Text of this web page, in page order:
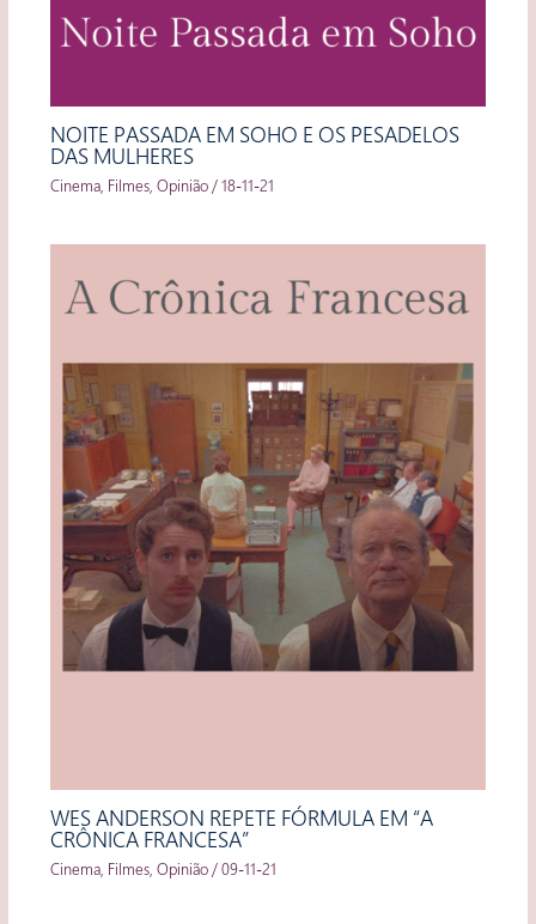
NOITE PASSADA EM SOHO E OS PESADELOS
DAS MULHERES
Cinema, Filmes, Opinião/18-11-21
WES ANDERSON REPETE FÓRMULA EM “A
CRÔNICA FRANCESA”
Cinema, Filmes, Opinião/09-11-21